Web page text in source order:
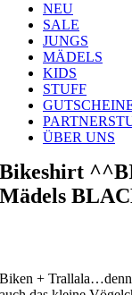
NEU
SALE
JUNGS
MÄDELS
KIDS
STUFF
ÜBER UNS
Bikeshirt
Mädels
Biken + Trallala…denn